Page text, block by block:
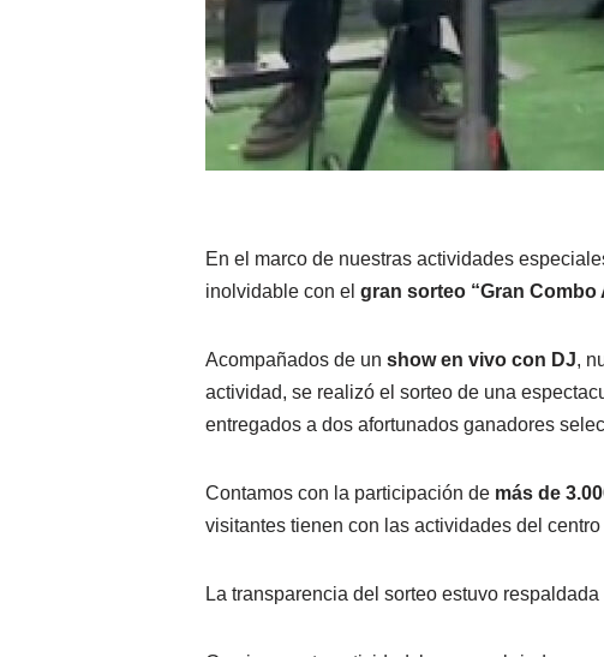
En el marco de nuestras actividades
inolvidable con el gran sorteo “Gran Combo
Acompañados de un show en vivo con DJ,
actividad, se realizó el sorteo de una
entregados a dos afortunados ganadores
Contamos con la participación de más de
visitantes tienen con las actividades del
La transparencia del sorteo estuvo